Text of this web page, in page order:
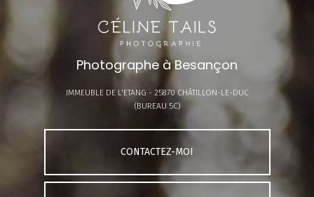
Photographe à Besançon
IMMEUBLE DE L'ETANG - 25870 CHÂTILLON-LE-DUC
(BUREAU 5C)
CONTACTEZ-MOI